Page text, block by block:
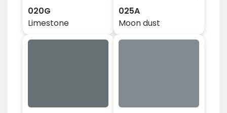
020G
Limestone
025A
Moon dust